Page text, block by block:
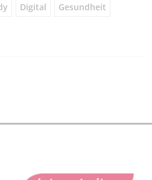
Digital Gesundheit